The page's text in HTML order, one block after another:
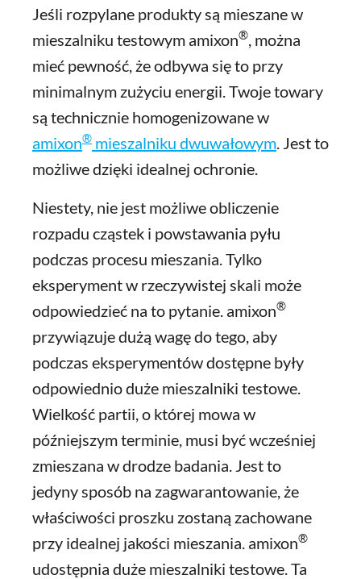
Jeśli rozpylane produkty są mieszane w
mieszalniku testowym amixon® , można
mieć pewność, że odbywa się to przy
minimalnym zużyciu energii. Twoje towary
są technicznie homogenizowane w
amixon® mieszalniku dwuwałowym . Jest to
możliwe dzięki idealnej ochronie.
Niestety, nie jest możliwe obliczenie
rozpadu cząstek i powstawania pyłu
podczas procesu mieszania. Tylko
eksperyment w rzeczywistej skali może
odpowiedzieć na to pytanie. amixon®
przywiązuje dużą wagę do tego, aby
podczas eksperymentów dostępne były
odpowiednio duże mieszalniki testowe.
Wielkość partii, o której mowa w
późniejszym terminie, musi być wcześniej
zmieszana w drodze badania. Jest to
jedyny sposób na zagwarantowanie, że
właściwości proszku zostaną zachowane
przy idealnej jakości mieszania. amixon®
udostępnia duże mieszalniki testowe. Ta